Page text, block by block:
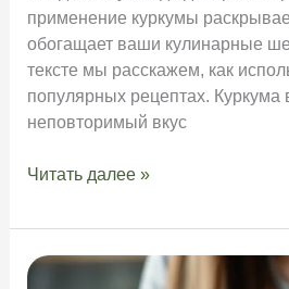
применение куркумы
обогащает ваши кулинарные
тексте мы расскажем, как
популярных рецептах. Куркума
неповторимый вкус
Как
куркуму
блюдах?
Читать далее »